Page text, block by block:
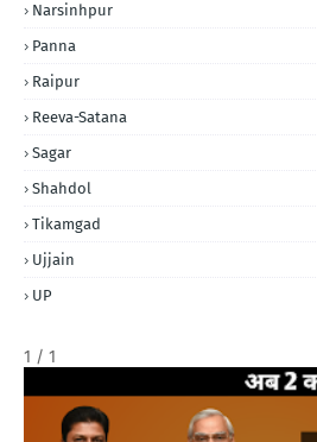
Narsinhpur
Panna
Raipur
Reeva-Satana
Sagar
Shahdol
Tikamgad
Ujjain
UP
1 / 1